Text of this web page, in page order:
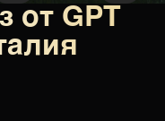
от GPT